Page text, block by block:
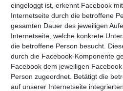
eingeloggt ist, erkennt Facebook
Internetseite durch die betroffene
gesamten Dauer des jeweiligen
Internetseite, welche konkrete
die betroffene Person besucht.
durch die Facebook-Komponente
Facebook dem jeweiligen
Person zugeordnet. Betätigt die
auf unserer Internetseite